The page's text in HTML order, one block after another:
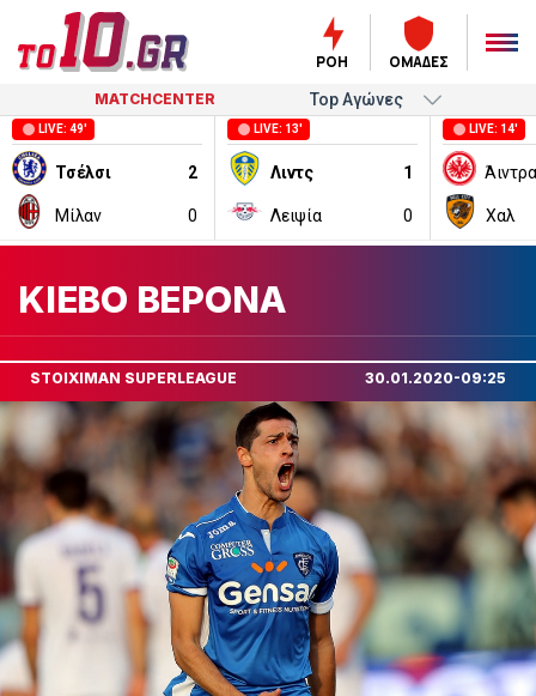
ΡΟΗ ΟΜΑΔΕΣ
MATCHCENTER
LIVE: 49'
Τσέλσι 2
Μίλαν 0
LIVE: 13'
Λιντς 1
Λειψία 0
LIVE: 14'
Χαλ
ΚΙΕΒΟ ΒΕΡΟΝΑ
STOIXIMAN SUPERLEAGUE 30.01.2020-09:25